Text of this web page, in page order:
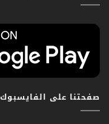
صفحتنا على الفايسبوك